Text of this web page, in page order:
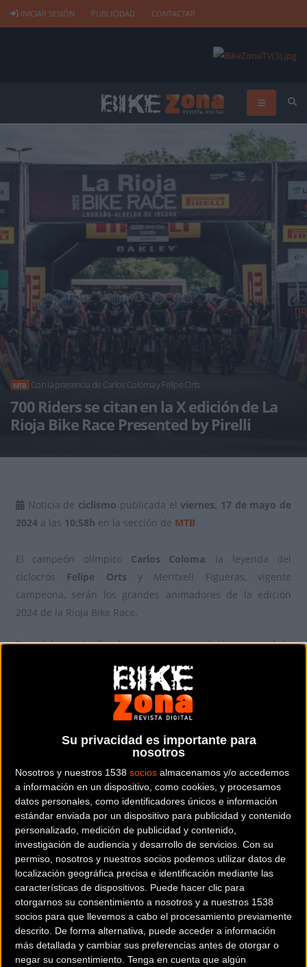
Su privacidad es importante para
nosotros
Nosotros y nuestros 1538 socios almacenamos y/o accedemos
a información en un dispositivo, como cookies, y procesamos
datos personales, como identificadores únicos e información
estándar enviada por un dispositivo para publicidad y contenido
personalizado, medición de publicidad y contenido,
investigación de audiencia y desarrollo de servicios. Con su
permiso, nosotros y nuestros socios podemos utilizar datos de
localización geográfica precisa e identificación mediante las
características de dispositivos. Puede hacer clic para
otorgarnos su consentimiento a nosotros y a nuestros 1538
socios para que llevemos a cabo el procesamiento previamente
descrito. De forma alternativa, puede acceder a información
más detallada y cambiar sus preferencias antes de otorgar o
negar su consentimiento. Tenga en cuenta que algún
INICIAR SESIÓN PUBLICIDAD CONTACTAR
MTB Con la presencia de Carlos Coloma y Felipe Orts
700 Riders se citan en la X edición de La
Rioja Bike Race Presented by Pirelli
Noticia de ciclismo publicada elviernes, 17 de mayo de
2024 a las 10:58h en la sección de MTB
El campeón olímpico Carlos Coloma, la leyenda del
ciclocrós Felipe Orts y Meritxell Figueras, vigente
campeona, serán los grandes animadores de la edición
2024 de la Rioja Bike Race.
Se celebra este fin de semana una edición especial, la
décima. Esta efeméride sitúa a La Rioja Bike Race
presented by Pirelli como una de las competiciones por
etapas con más tradición del calendario biker. Con centro
neurálgico en Logroño y con 151 km y 3.320 m de desnivel
repartidos en 3 etapas, se recorrerán nuevos senderos y
parajes ya conocidos que harán las delicias de unos
participantes ávidos de épica.
Una vez más, la comunidad ciclista ha respondido con
entusiasmo a la propuesta hecha por OCTAGON ESEDOS,
empresa organizadora de las competiciones de Mountain
Bike por etapas con denominación "Bike Race by Octagon
Esedos".
En cuanto a la participación, destacan grandes nombres.
En categoría masculina, el riojano Carlos Coloma,
medallista olímpico en Río 2016, competirá junto con su
equipo BH Coloma Team. El roster de Coloma se completa